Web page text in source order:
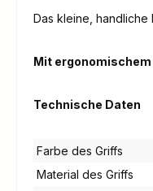
Das kleine,
Mit
Technische Daten
Farbe des Griffs
Material des Griffs